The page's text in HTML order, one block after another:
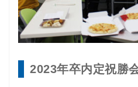
2023年卒内定祝勝